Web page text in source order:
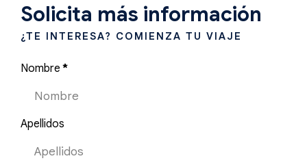
Solicita más información
¿TE INTERESA? COMIENZA TU VIAJE
Nombre *
Apellidos